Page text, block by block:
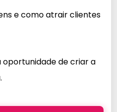
e como atrair clientes
oportunidade de criar a